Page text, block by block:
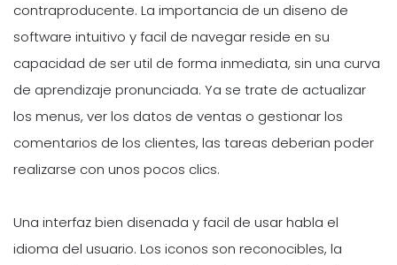
contraproducente. La importancia de un diseno de
software intuitivo y facil de navegar reside en su
capacidad de ser util de forma inmediata, sin una curva
de aprendizaje pronunciada. Ya se trate de actualizar
los menus, ver los datos de ventas o gestionar los
comentarios de los clientes, las tareas deberian poder
realizarse con unos pocos clics.
Una interfaz bien disenada y facil de usar habla el
idioma del usuario. Los iconos son reconocibles, la